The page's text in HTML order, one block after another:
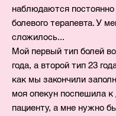
наблюдаются постоянно
болевого терапевта. У
сложилось...
Мой первый тип болей
года, а второй тип 23
как мы закончили
моя опекун поспешила к
пациенту, а мне нужно